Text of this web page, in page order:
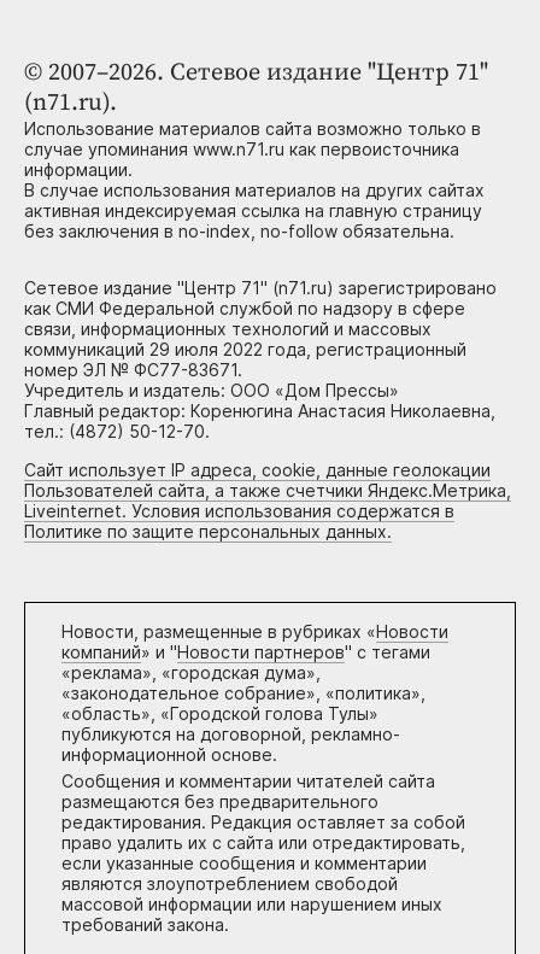
© 2007–2026. Сетевое издание "Центр 71"
(n71.ru).
Использование материалов сайта возможно только в
случае упоминания www.n71.ru как первоисточника
информации.
В случае использования материалов на других сайтах
активная индексируемая ссылка на главную страницу
без заключения в no-index, no-follow обязательна.
Сетевое издание "Центр 71" (n71.ru) зарегистрировано
как СМИ Федеральной службой по надзору в сфере
связи, информационных технологий и массовых
коммуникаций 29 июля 2022 года, регистрационный
номер ЭЛ № ФС77-83671.
Учредитель и издатель: ООО «Дом Прессы»
Главный редактор: Коренюгина Анастасия Николаевна,
тел.: (4872) 50-12-70.
Сайт использует IP адреса, cookie, данные геолокации
Пользователей сайта, а также счетчики Яндекс.Метрика,
Liveinternet. Условия использования содержатся в
Политике по защите персональных данных.
Новости, размещенные в рубриках «Новости
компаний» и "Новости партнеров" с тегами
«реклама», «городская дума»,
«законодательное собрание», «политика»,
«область», «Городской голова Тулы»
публикуются на договорной, рекламно-
информационной основе.
Сообщения и комментарии читателей сайта
размещаются без предварительного
редактирования. Редакция оставляет за собой
право удалить их с сайта или отредактировать,
если указанные сообщения и комментарии
являются злоупотреблением свободой
массовой информации или нарушением иных
требований закона.